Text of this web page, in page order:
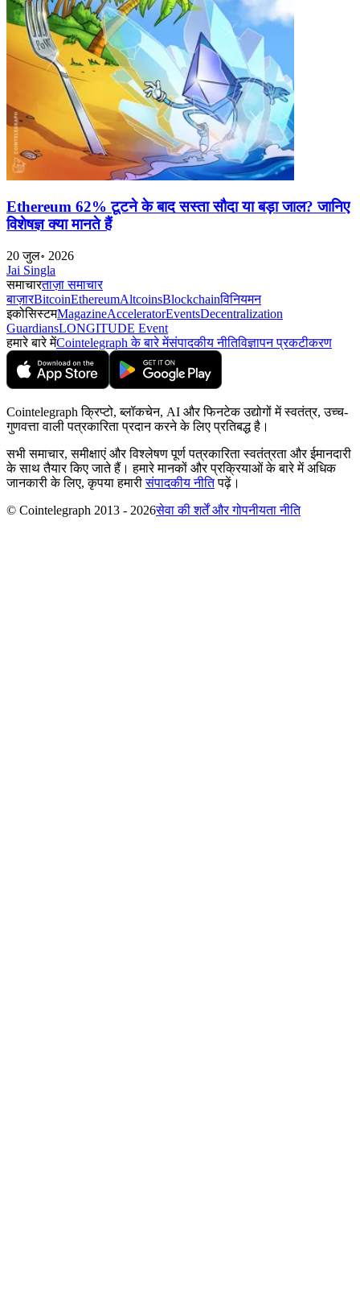
Ethereum 62% टूटने के बाद सस्ता सौदा या बड़ा जाल? जानिए
विशेषज्ञ क्या मानते हैं
20 जुल॰ 2026
Jai Singla
समाचारताज़ा समाचार
बाज़ारBitcoinEthereumAltcoinsBlockchainविनियमन
इकोसिस्टमMagazineAcceleratorEventsDecentralization
GuardiansLONGITUDE Event
हमारे बारे मेंCointelegraph के बारे मेंसंपादकीय नीतिविज्ञापन प्रकटीकरण
Cointelegraph क्रिप्टो, ब्लॉकचेन, AI और फिनटेक उद्योगों में स्वतंत्र, उच्च-
गुणवत्ता वाली पत्रकारिता प्रदान करने के लिए प्रतिबद्ध है।
सभी समाचार, समीक्षाएं और विश्लेषण पूर्ण पत्रकारिता स्वतंत्रता और ईमानदारी
के साथ तैयार किए जाते हैं। हमारे मानकों और प्रक्रियाओं के बारे में अधिक
जानकारी के लिए, कृपया हमारीसंपादकीय नीतिपढ़ें।
© Cointelegraph 2013 - 2026सेवा की शर्तें और गोपनीयता नीति